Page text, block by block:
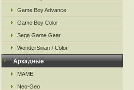
Game Boy Advance
Game Boy Color
Sega Game Gear
WonderSwan / Color
Аркадные
MAME
Neo-Geo